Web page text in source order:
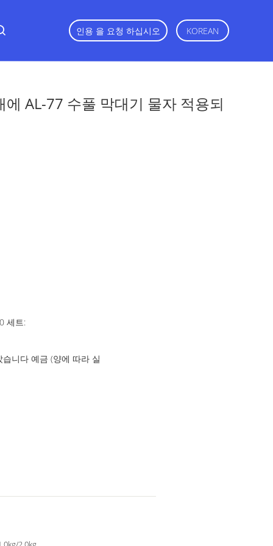
인용 을 요청 하십시오 KOREAN
AL-77 수풀 막대기 물자 적용되
세트:
니다 예금 (양에 따라 실